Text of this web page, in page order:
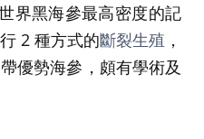
界黑海參最高密度的記
2 種方式的斷裂生殖 ，
優勢海參，頗有學術及